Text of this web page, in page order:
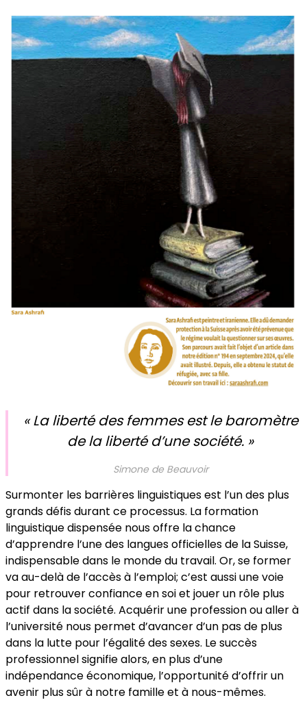
« La liberté des femmes est le baromètre
de la liberté d’une société. »
Simone de Beauvoir
Surmonter les barrières linguistiques est l’un des plus
grands défis durant ce processus. La formation
linguistique dispensée nous offre la chance
d’apprendre l’une des langues officielles de la Suisse,
indispensable dans le monde du travail. Or, se former
va au-delà de l’accès à l’emploi; c’est aussi une voie
pour retrouver confiance en soi et jouer un rôle plus
actif dans la société. Acquérir une profession ou aller à
l’université nous permet d’avancer d’un pas de plus
dans la lutte pour l’égalité des sexes. Le succès
professionnel signifie alors, en plus d’une
indépendance économique, l’opportunité d’offrir un
avenir plus sûr à notre famille et à nous-mêmes.